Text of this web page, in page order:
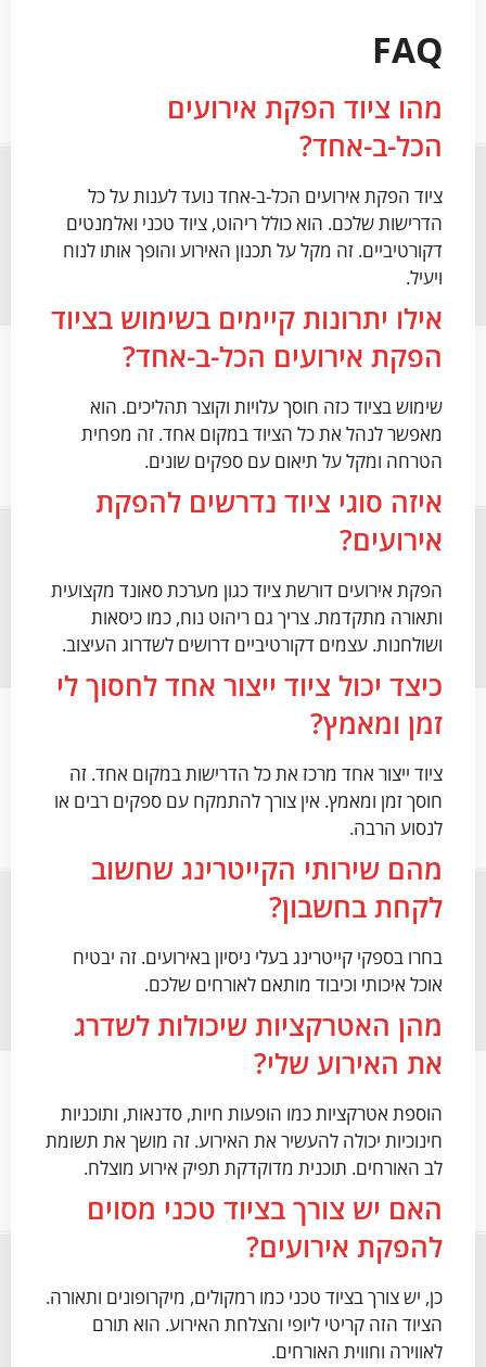
FAQ
מהו ציוד הפקת אירועים
הכל-ב-אחד?
ציוד הפקת אירועים הכל-ב-אחד נועד לענות על כל
הדרישות שלכם. הוא כולל ריהוט, ציוד טכני ואלמנטים
דקורטיביים. זה מקל על תכנון האירוע והופך אותו לנוח
ויעיל.
אילו יתרונות קיימים בשימוש בציוד
הפקת אירועים הכל-ב-אחד?
שימוש בציוד כזה חוסך עלויות וקוצר תהליכים. הוא
מאפשר לנהל את כל הציוד במקום אחד. זה מפחית
הטרחה ומקל על תיאום עם ספקים שונים.
איזה סוגי ציוד נדרשים להפקת
אירועים?
הפקת אירועים דורשת ציוד כגון מערכת סאונד מקצועית
ותאורה מתקדמת. צריך גם ריהוט נוח, כמו כיסאות
ושולחנות. עצמים דקורטיביים דרושים לשדרוג העיצוב.
כיצד יכול ציוד ייצור אחד לחסוך לי
זמן ומאמץ?
ציוד ייצור אחד מרכז את כל הדרישות במקום אחד. זה
חוסך זמן ומאמץ. אין צורך להתמקח עם ספקים רבים או
לנסוע הרבה.
מהם שירותי הקייטרינג שחשוב
לקחת בחשבון?
בחרו בספקי קייטרינג בעלי ניסיון באירועים. זה יבטיח
אוכל איכותי וכיבוד מותאם לאורחים שלכם.
מהן האטרקציות שיכולות לשדרג
את האירוע שלי?
הוספת אטרקציות כמו הופעות חיות, סדנאות, ותוכניות
חינוכיות יכולה להעשיר את האירוע. זה מושך את תשומת
לב האורחים. תוכנית מדוקדקת תפיק אירוע מוצלח.
האם יש צורך בציוד טכני מסוים
להפקת אירועים?
כן, יש צורך בציוד טכני כמו רמקולים, מיקרופונים ותאורה.
הציוד הזה קריטי ליופי והצלחת האירוע. הוא תורם
לאווירה וחווית האורחים.